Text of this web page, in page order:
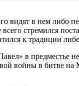
видят в нем либо
стремился
к традиции
в предместье
войны в битве